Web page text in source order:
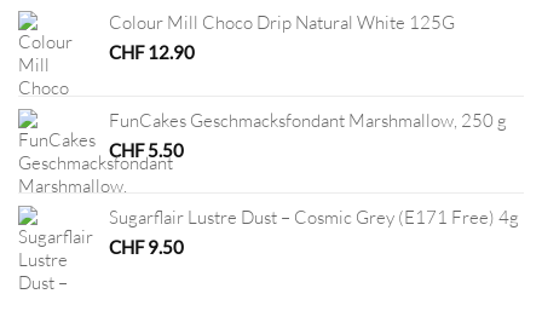
Colour Mill Choco Drip Natural White 125G
CHF12.90
FunCakes Geschmacksfondant Marshmallow, 250 g
CHF5.50
Sugarflair Lustre Dust – Cosmic Grey (E171 Free) 4g
CHF9.50